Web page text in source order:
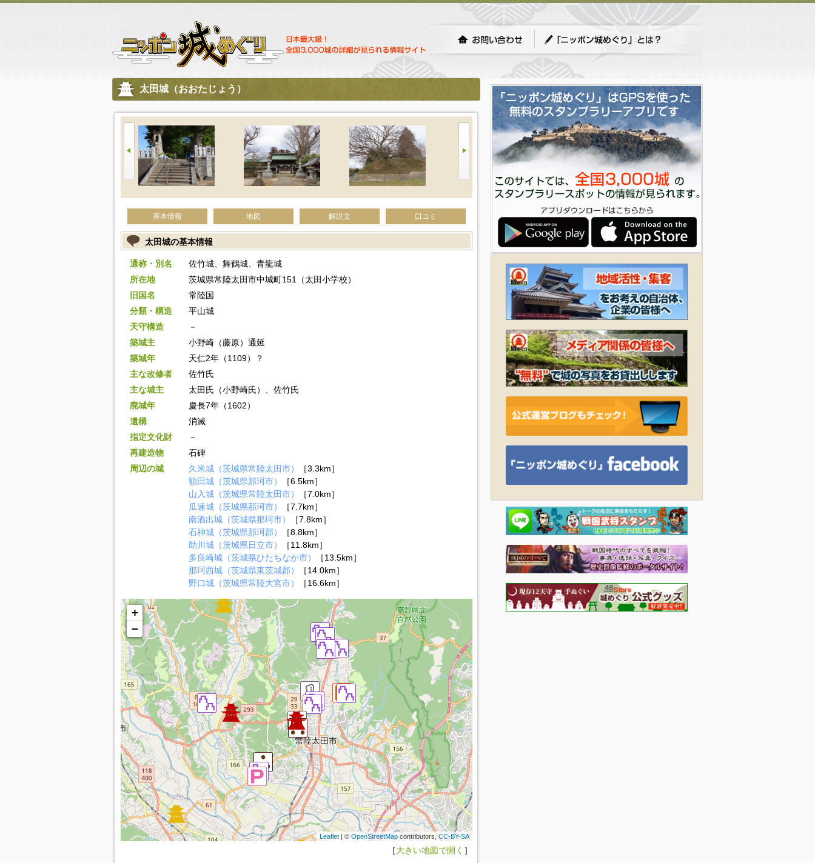
太田城（おおたじょう）
基本情報 地図 解説文 口コミ
太田城の基本情報
通称・別名
佐竹城、舞鶴城、青龍城
所在地
茨城県常陸太田市中城町151（太田小学校）
旧国名
常陸国
分類・構造
平山城
天守構造
－
築城主
小野崎（藤原）通延
築城年
天仁2年（1109）？
主な改修者
佐竹氏
主な城主
太田氏（小野崎氏）、佐竹氏
廃城年
慶長7年（1602）
遺構
消滅
指定文化財
－
再建造物
石碑
周辺の城
久米城（茨城県常陸太田市）
［3.3km］
額田城（茨城県那珂市）
［6.5km］
山入城（茨城県常陸太田市）
［7.0km］
瓜連城（茨城県那珂市）
［7.7km］
南酒出城（茨城県那珂市）
［7.8km］
石神城（茨城県那珂郡）
［8.8km］
助川城（茨城県日立市）
［11.8km］
多良崎城（茨城県ひたちなか市）
［13.5km］
那珂西城（茨城県東茨城郡）
［14.0km］
野口城（茨城県常陸大宮市）
［16.6km］
+
−
Leaflet| © OpenStreetMapcontributors,CC-BY-SA
［大きい地図で開く ］